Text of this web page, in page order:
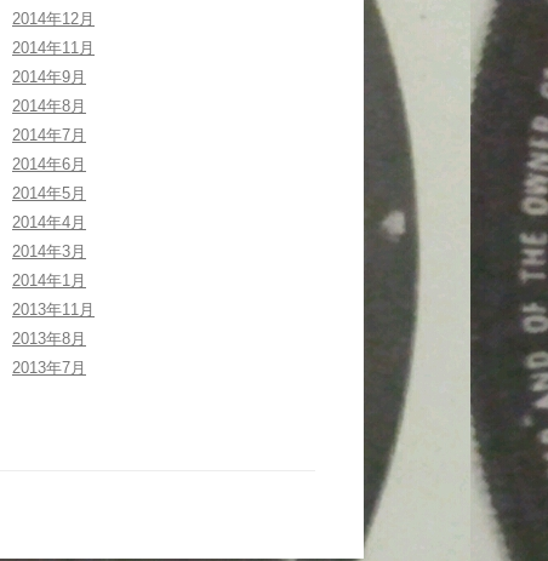
2014年12月
2014年11月
2014年9月
2014年8月
2014年7月
2014年6月
2014年5月
2014年4月
2014年3月
2014年1月
2013年11月
2013年8月
2013年7月